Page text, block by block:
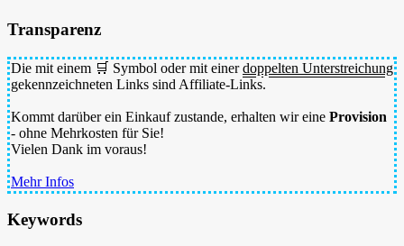
Transparenz
Die mit einem 🛒 Symbol oder mit einerdoppelten Unterstreichung
gekennzeichneten Links sind Affiliate-Links.
Kommt darüber ein Einkauf zustande, erhalten wir eine Provision
- ohne Mehrkosten für Sie!
Vielen Dank im voraus!
Mehr Infos
Keywords